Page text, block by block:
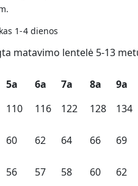
1-4 dienos
matavimo lentelė 5-13
5a 6a 7a 8a 9a
110 116 122 128 134
60 62 64 66 69
56 57 58 60 62